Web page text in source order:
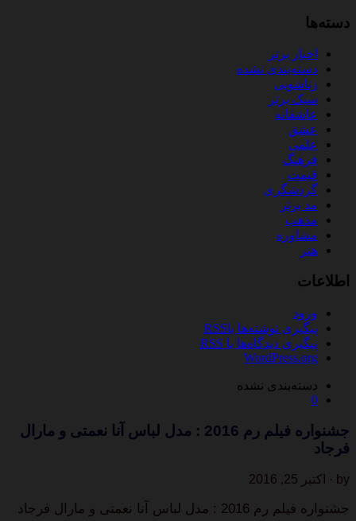
دسته‌ها
اخبار برتر
دسته‌بندی نشده
زناشویی
سبک برتر
عاشقانه
عشق
علمی
فرهنگ
قیمت
گردشگری
مد برتر
مذهب
مشاوره
هنر
اطلاعات
ورود
پیگیری نوشته‌ها باRSS
پیگیری دیدگاه‌ها با RSS
WordPress.org
دسته‌بندی نشده
0
جشنواره فیلم رم 2016 : مدل لباس آنا نعمتی و مارال
فرجاد
by · اکتبر 25, 2016
جشنواره فیلم رم 2016 : مدل لباس آنا نعمتی و مارال فرجاد